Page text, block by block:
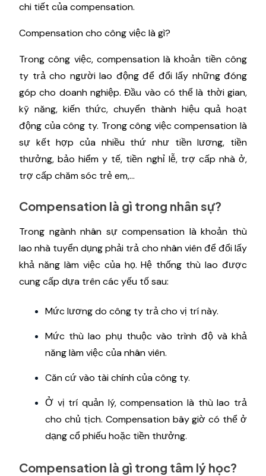
chi tiết của compensation.
Compensation cho công việc là gì?
Trong công việc, compensation là khoản tiền công
ty trả cho người lao động để đổi lấy những đóng
góp cho doanh nghiệp. Đầu vào có thể là thời gian,
kỹ năng, kiến ​​thức, chuyển thành hiệu quả hoạt
động của công ty. Trong công việc compensation là
sự kết hợp của nhiều thứ như tiền lương, tiền
thưởng, bảo hiểm y tế, tiền nghỉ lễ, trợ cấp nhà ở,
trợ cấp chăm sóc trẻ em,...
Compensation là gì trong nhân sự?
Trong ngành nhân sự compensation là khoản thù
lao nhà tuyển dụng phải trả cho nhân viên để đổi lấy
khả năng làm việc của họ. Hệ thống thù lao được
cung cấp dựa trên các yếu tố sau:
Mức lương do công ty trả cho vị trí này.
Mức thù lao phụ thuộc vào trình độ và khả
năng làm việc của nhân viên.
Căn cứ vào tài chính của công ty.
Ở vị trí quản lý, compensation là thù lao trả
cho chủ tịch. Compensation bây giờ có thể ở
dạng cổ phiếu hoặc tiền thưởng.
Compensation là gì trong tâm lý học?